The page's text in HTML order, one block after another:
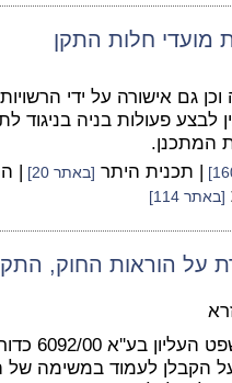
מועדי חלות התקן
גם אישורה על ידי
לבצע פעולות בניה בניגוד
המתכנן.
| תכנית היתר [באתר 20] |
[באתר 114]
על הוראות החוק,
על פי פסק
הקבלן לעמוד במשימה